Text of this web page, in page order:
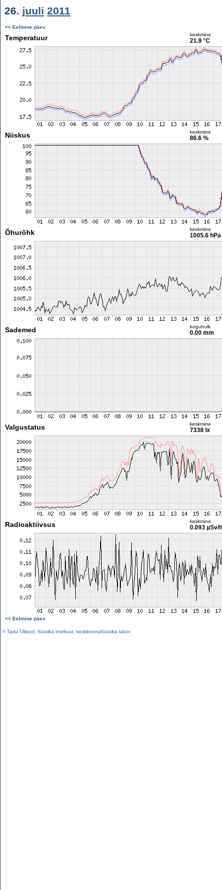
26. juuli 2011
<< Eelmine päev
Temperatuur keskmine
21.9 °C
Niiskus keskmine
86.6 %
Õhurõhk keskmine
1005.6 hPa
Sademed koguhulk
0.00 mm
Valgustatus keskmine
7338 lx
Radioaktiivsus keskmine
0.093 µSv/h
<< Eelmine päev
©Tartu Ülikool füüsika instituut keskkonnafüüsika labor